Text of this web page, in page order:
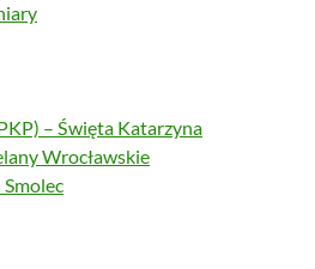
– Święta Katarzyna
Wrocławskie